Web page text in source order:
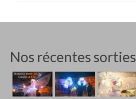
Nos récentes sorties